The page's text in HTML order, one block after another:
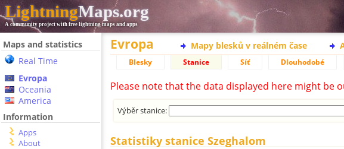
LightningMaps.org
A community project with free lightning maps and apps
Maps and statistics
Real Time
Evropa
Oceania
America
Information
Apps
About
Evropa Mapy blesků v reálném čase
Blesky Stanice Síť Dlouhodobé
Please note that the data displayed here might be
Výběr stanice:
Statistiky stanice Szeghalom